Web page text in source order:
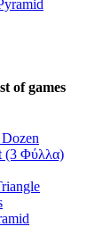
of games
(3 Φύλλα)